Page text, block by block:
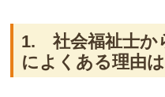
1. 社会福祉士か
によくある理由は